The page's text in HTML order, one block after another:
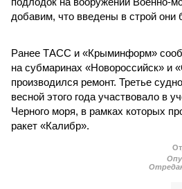
добавим, что введены в строй они
Ранее ТАСС и «Крыминформ»
на субмаринах «Новороссийск» и
производился ремонт. Третье
весной этого года участвовало в
Черного моря, в рамках которых
ракет «Калибр».